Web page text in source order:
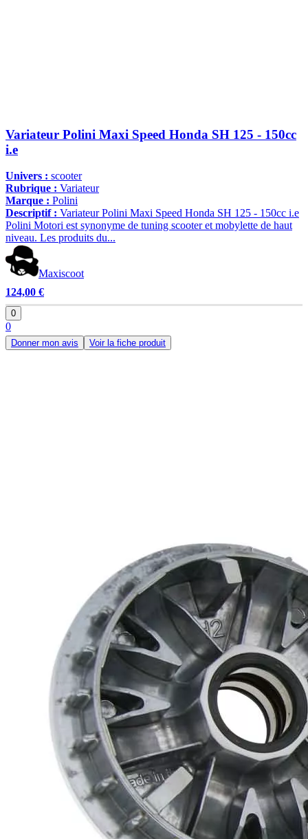
Variateur Polini Maxi Speed Honda SH 125 - 150cc
i.e
Univers : scooter
Rubrique : Variateur
Marque : Polini
Descriptif : Variateur Polini Maxi Speed Honda SH 125 - 150cc i.e
Polini Motori est synonyme de tuning scooter et mobylette de haut
niveau. Les produits du...
Maxiscoot
124,00 €
0
0
Donner mon avis Voir la fiche produit